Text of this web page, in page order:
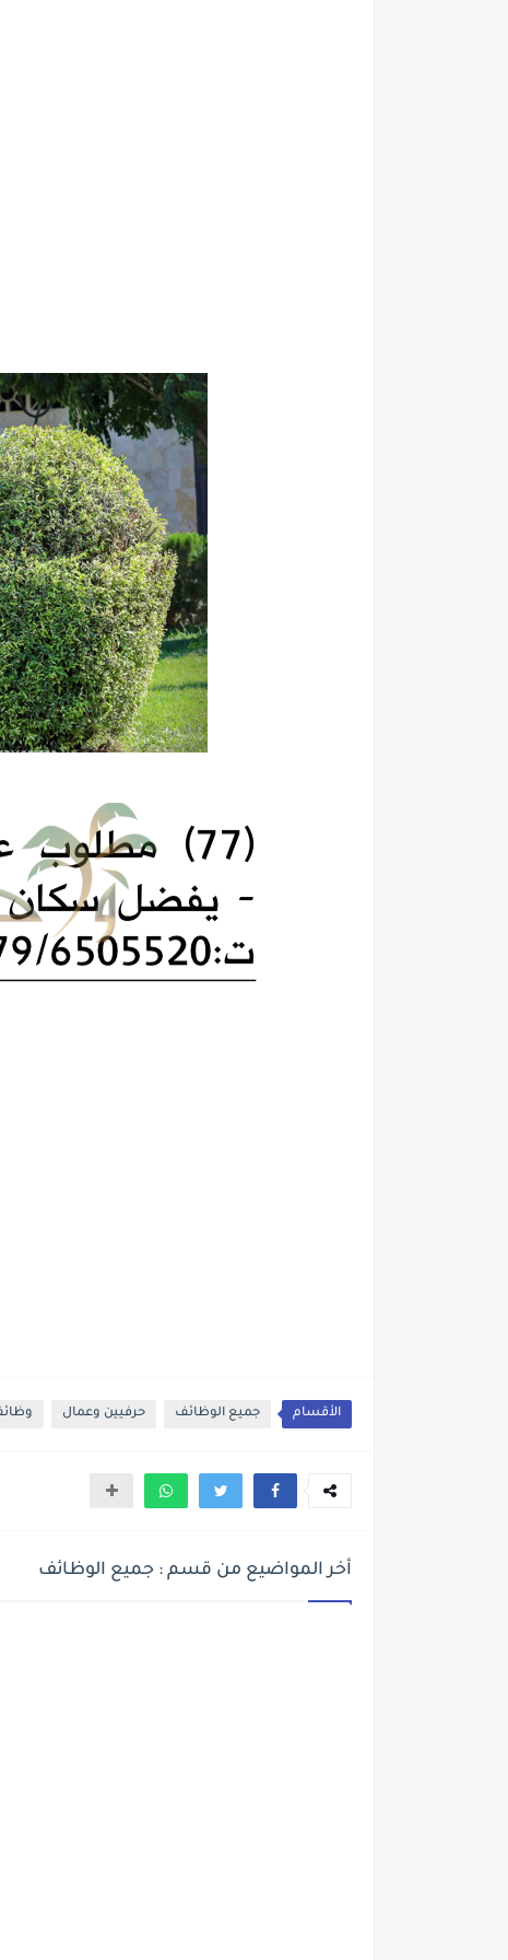
الأقسام جميع الوظائف حرفيين وعمال
أخر المواضيع من قسم : جميع الوظائف